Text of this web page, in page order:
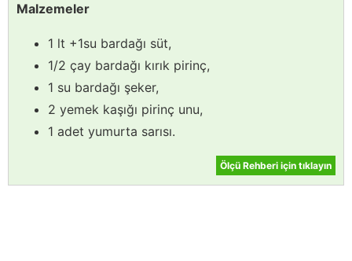
Malzemeler
1 lt +1su bardağı süt,
1/2 çay bardağı kırık pirinç,
1 su bardağı şeker,
2 yemek kaşığı pirinç unu,
1 adet yumurta sarısı.
Ölçü Rehberi için tıklayın